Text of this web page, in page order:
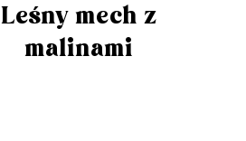
Leśny mech z
malinami